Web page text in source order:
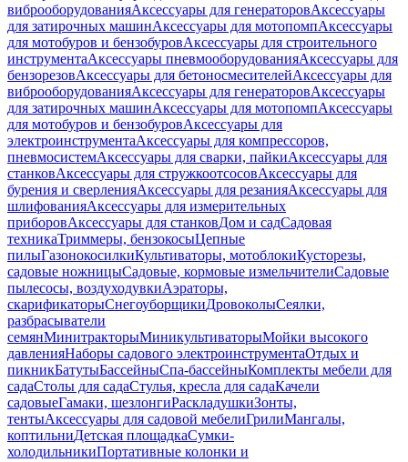
виброоборудованияАксессуары для генераторовАксессуары
для затирочных машинАксессуары для мотопомпАксессуары
для мотобуров и бензобуровАксессуары для строительного
инструментаАксессуары пневмооборудованияАксессуары для
бензорезовАксессуары для бетоносмесителейАксессуары для
виброоборудованияАксессуары для генераторовАксессуары
для затирочных машинАксессуары для мотопомпАксессуары
для мотобуров и бензобуровАксессуары для
электроинструментаАксессуары для компрессоров,
пневмосистемАксессуары для сварки, пайкиАксессуары для
станковАксессуары для стружкоотсосовАксессуары для
бурения и сверленияАксессуары для резанияАксессуары для
шлифованияАксессуары для измерительных
приборовАксессуары для станковДом и садСадовая
техникаТриммеры, бензокосыЦепные
пилыГазонокосилкиКультиваторы, мотоблокиКусторезы,
садовые ножницыСадовые, кормовые измельчителиСадовые
пылесосы, воздуходувкиАэраторы,
скарификаторыСнегоуборщикиДровоколыСеялки,
разбрасыватели
семянМинитракторыМиникультиваторыМойки высокого
давленияНаборы садового электроинструментаОтдых и
пикникБатутыБассейныСпа-бассейныКомплекты мебели для
садаСтолы для садаСтулья, кресла для садаКачели
садовыеГамаки, шезлонгиРаскладушкиЗонты,
тентыАксессуары для садовой мебелиГрилиМангалы,
коптильниДетская площадкаСумки-
холодильникиПортативные колонки и